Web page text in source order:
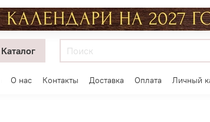
Каталог
О нас Контакты Доставка Оплата Личный